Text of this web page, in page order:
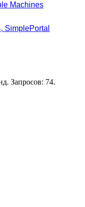
Machines
SimplePortal
Запросов: 74.